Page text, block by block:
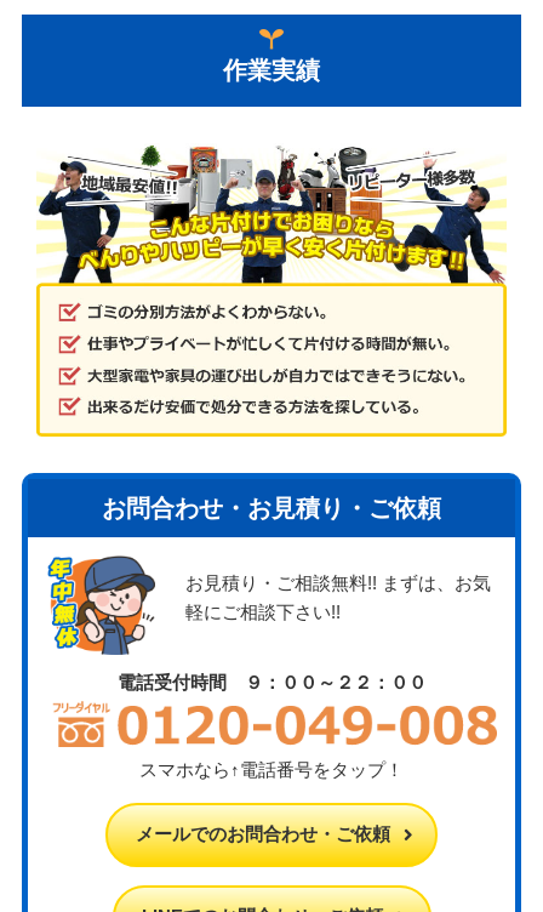
作業実績
お問合わせ・お見積り・ご依頼
お見積り・ご相談無料!! まずは、お気
軽にご相談下さい!!
電話受付時間 ９：００～２２：００
スマホなら↑電話番号をタップ！
メールでのお問合わせ・ご依頼